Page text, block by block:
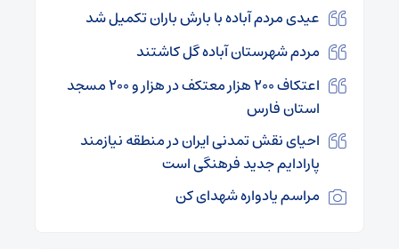
عیدی مردم آباده با بارش باران تکمیل شد
مردم شهرستان آباده گل کاشتند
اعتکاف ۲۰۰ هزار معتکف در هزار و ۲۰۰ مسجد
استان فارس
احیای نقش تمدنی ایران در منطقه نیازمند
پارادایم جدید فرهنگی است
مراسم یادواره شهدای کن